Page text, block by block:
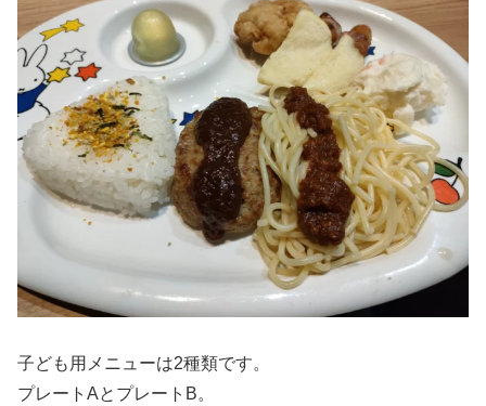
子ども用メニューは2種類です。
プレートAとプレートB。